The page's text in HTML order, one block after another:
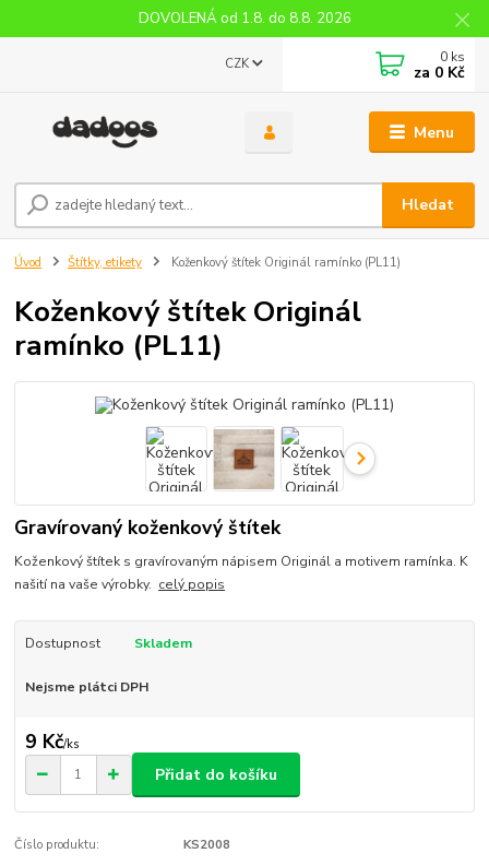
DOVOLENÁ od 1.8. do 8.8. 2026
Menu
CZK
Hledat
0 ks
za 0 Kč
Úvod Štítky, etikety Koženkový štítek Originál ramínko (PL11)
Koženkový štítek Originál
ramínko (PL11)
Gravírovaný koženkový štítek
Koženkový štítek s gravírovaným nápisem Originál a motivem ramínka. K
našití na vaše výrobky. celý popis
Dostupnost Skladem
Nejsme plátci DPH
9 Kč/ks
Přidat do košíku
Číslo produktu: KS2008